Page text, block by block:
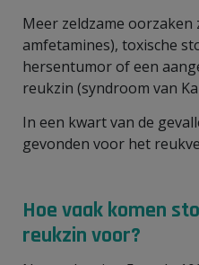
Meer zeldzame oorzaken
amfetamines), toxische
hersentumor of een
reukzin (syndroom van
In een kwart van de
gevonden voor het
Hoe vaak komen
reukzin voor?